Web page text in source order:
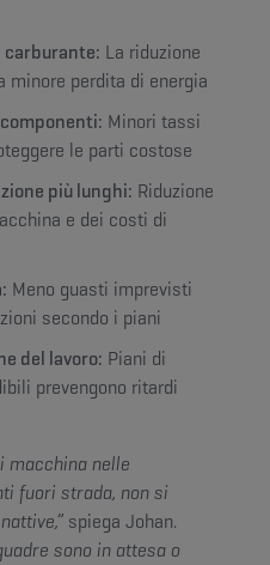
La riduzione
minore perdita di energia
Minori tassi
le parti costose
più lunghi: Riduzione
e dei costi di
Meno guasti imprevisti
secondo i piani
del lavoro: Piani di
prevengono ritardi
macchina nelle
fuori strada, non si
spiega Johan.
sono in attesa o